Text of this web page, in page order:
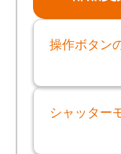
操作ボタン
シャッター